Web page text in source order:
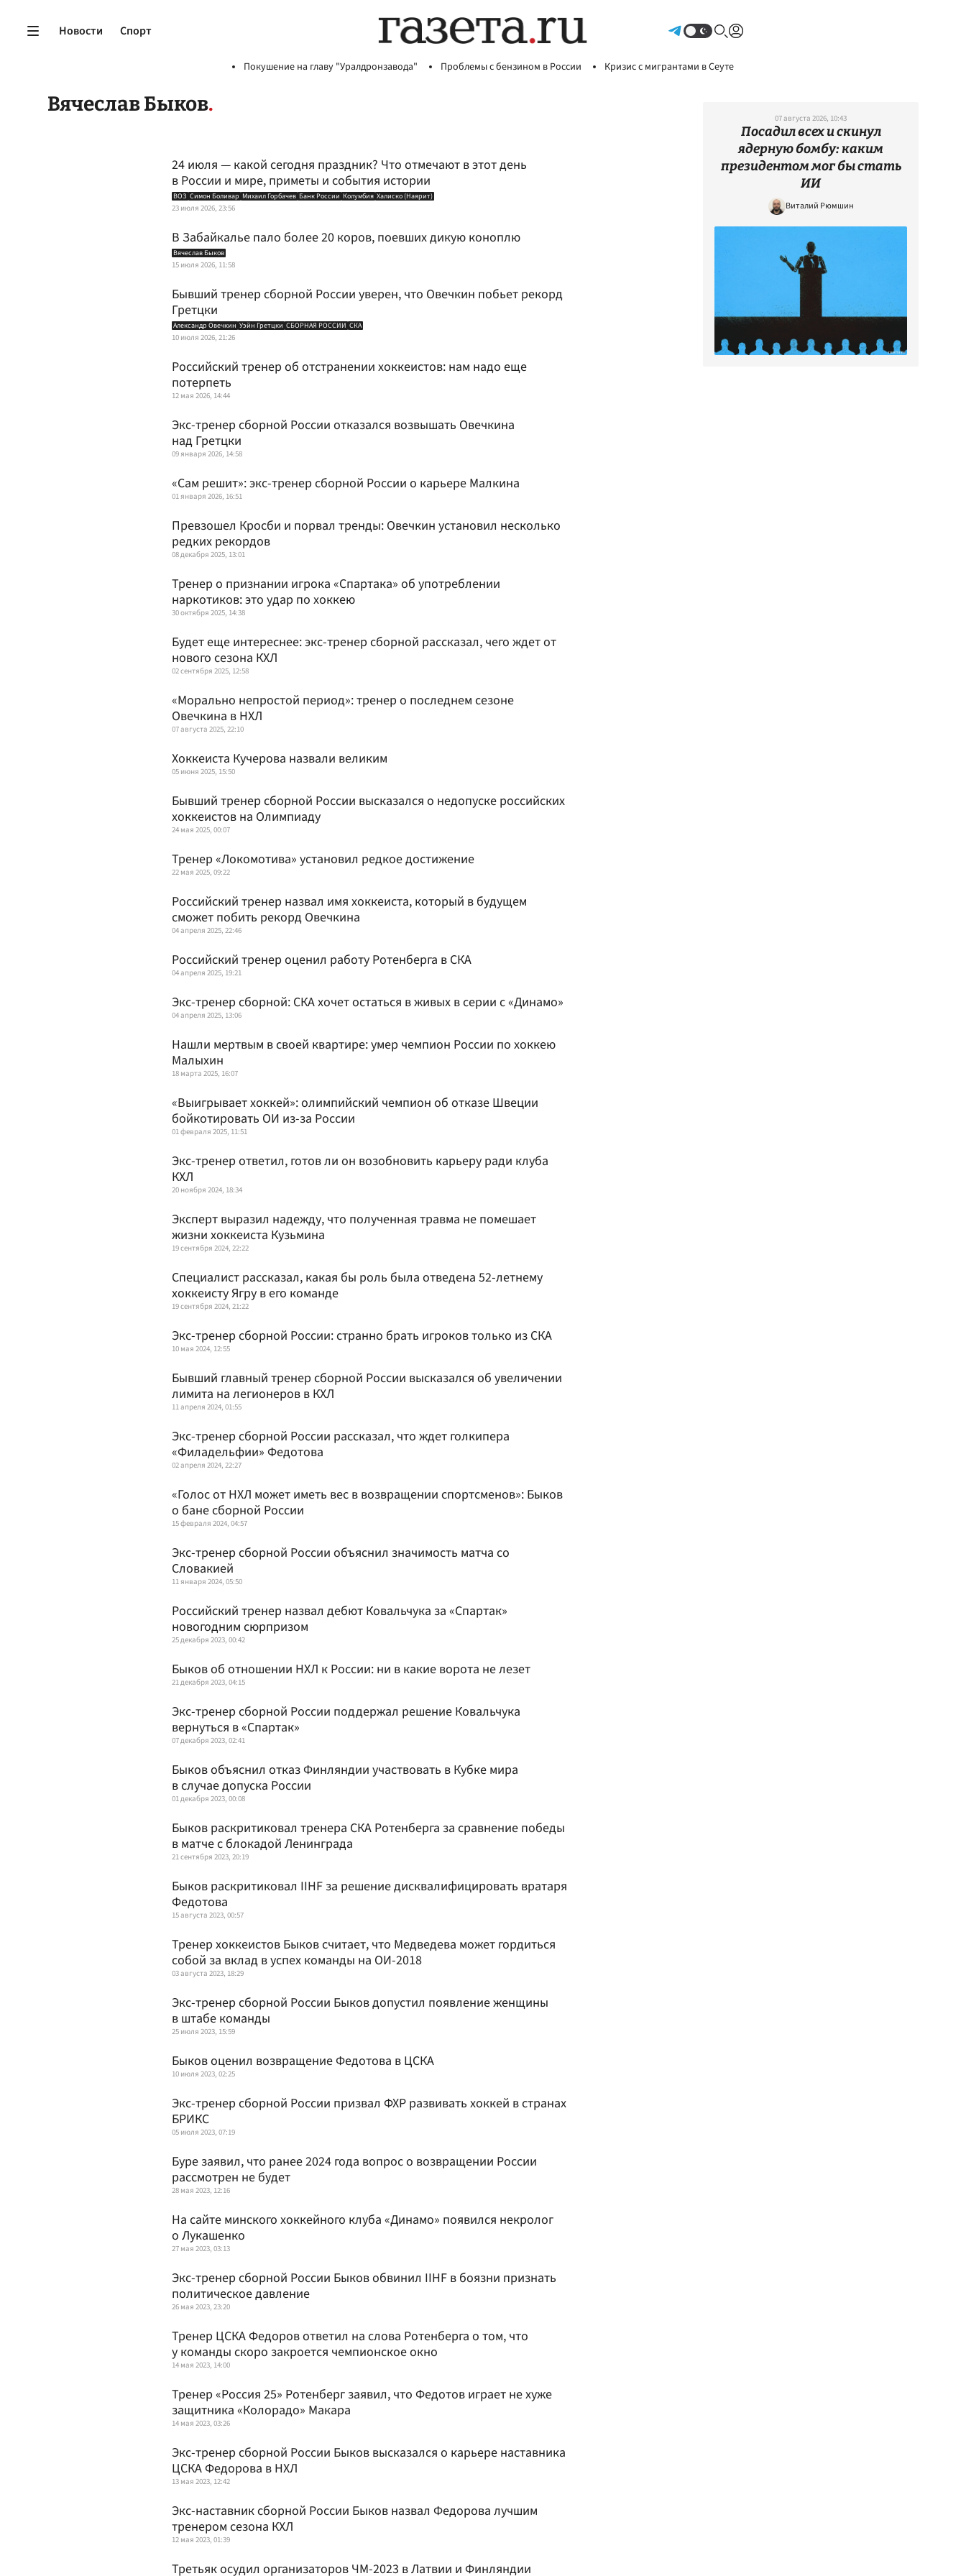
Новости Спорт
Покушение на главу "Уралдронзавода" Проблемы с бензином в России Кризис с мигрантами в Сеуте
Вячеслав Быков
24 июля — какой сегодня праздник? Что отмечают в этот день
в России и мире, приметы и события истории
ВОЗ Симон Боливар Михаил Горбачев Банк России Колумбия Халиско (Наярит)
23 июля 2026, 23:56
В Забайкалье пало более 20 коров, поевших дикую коноплю
Вячеслав Быков
15 июля 2026, 11:58
Бывший тренер сборной России уверен, что Овечкин побьет рекорд
Гретцки
Александр Овечкин Уэйн Гретцки СБОРНАЯ РОССИИ СКА
10 июля 2026, 21:26
Российский тренер об отстранении хоккеистов: нам надо еще
потерпеть
12 мая 2026, 14:44
Экс-тренер сборной России отказался возвышать Овечкина
над Гретцки
09 января 2026, 14:58
«Сам решит»: экс-тренер сборной России о карьере Малкина
01 января 2026, 16:51
Превзошел Кросби и порвал тренды: Овечкин установил несколько
редких рекордов
08 декабря 2025, 13:01
Тренер о признании игрока «Спартака» об употреблении
наркотиков: это удар по хоккею
30 октября 2025, 14:38
Будет еще интереснее: экс-тренер сборной рассказал, чего ждет от
нового сезона КХЛ
02 сентября 2025, 12:58
«Морально непростой период»: тренер о последнем сезоне
Овечкина в НХЛ
07 августа 2025, 22:10
Хоккеиста Кучерова назвали великим
05 июня 2025, 15:50
Бывший тренер сборной России высказался о недопуске российских
хоккеистов на Олимпиаду
24 мая 2025, 00:07
Тренер «Локомотива» установил редкое достижение
22 мая 2025, 09:22
Российский тренер назвал имя хоккеиста, который в будущем
сможет побить рекорд Овечкина
04 апреля 2025, 22:46
Российский тренер оценил работу Ротенберга в СКА
04 апреля 2025, 19:21
Экс-тренер сборной: СКА хочет остаться в живых в серии с «Динамо»
04 апреля 2025, 13:06
Нашли мертвым в своей квартире: умер чемпион России по хоккею
Малыхин
18 марта 2025, 16:07
«Выигрывает хоккей»: олимпийский чемпион об отказе Швеции
бойкотировать ОИ из-за России
01 февраля 2025, 11:51
Экс-тренер ответил, готов ли он возобновить карьеру ради клуба
КХЛ
20 ноября 2024, 18:34
Эксперт выразил надежду, что полученная травма не помешает
жизни хоккеиста Кузьмина
19 сентября 2024, 22:22
Специалист рассказал, какая бы роль была отведена 52-летнему
хоккеисту Ягру в его команде
19 сентября 2024, 21:22
Экс-тренер сборной России: странно брать игроков только из СКА
10 мая 2024, 12:55
Бывший главный тренер сборной России высказался об увеличении
лимита на легионеров в КХЛ
11 апреля 2024, 01:55
Экс-тренер сборной России рассказал, что ждет голкипера
«Филадельфии» Федотова
02 апреля 2024, 22:27
«Голос от НХЛ может иметь вес в возвращении спортсменов»: Быков
о бане сборной России
15 февраля 2024, 04:57
Экс-тренер сборной России объяснил значимость матча со
Словакией
11 января 2024, 05:50
Российский тренер назвал дебют Ковальчука за «Спартак»
новогодним сюрпризом
25 декабря 2023, 00:42
Быков об отношении НХЛ к России: ни в какие ворота не лезет
21 декабря 2023, 04:15
Экс-тренер сборной России поддержал решение Ковальчука
вернуться в «Спартак»
07 декабря 2023, 02:41
Быков объяснил отказ Финляндии участвовать в Кубке мира
в случае допуска России
01 декабря 2023, 00:08
Быков раскритиковал тренера СКА Ротенберга за сравнение победы
в матче с блокадой Ленинграда
21 сентября 2023, 20:19
Быков раскритиковал IIHF за решение дисквалифицировать вратаря
Федотова
15 августа 2023, 00:57
Тренер хоккеистов Быков считает, что Медведева может гордиться
собой за вклад в успех команды на ОИ-2018
03 августа 2023, 18:29
Экс-тренер сборной России Быков допустил появление женщины
в штабе команды
25 июля 2023, 15:59
Быков оценил возвращение Федотова в ЦСКА
10 июля 2023, 02:25
Экс-тренер сборной России призвал ФХР развивать хоккей в странах
БРИКС
05 июля 2023, 07:19
Буре заявил, что ранее 2024 года вопрос о возвращении России
рассмотрен не будет
28 мая 2023, 12:16
На сайте минского хоккейного клуба «Динамо» появился некролог
о Лукашенко
27 мая 2023, 03:13
Экс-тренер сборной России Быков обвинил IIHF в боязни признать
политическое давление
26 мая 2023, 23:20
Тренер ЦСКА Федоров ответил на слова Ротенберга о том, что
у команды скоро закроется чемпионское окно
14 мая 2023, 14:00
Тренер «Россия 25» Ротенберг заявил, что Федотов играет не хуже
защитника «Колорадо» Макара
14 мая 2023, 03:26
Экс-тренер сборной России Быков высказался о карьере наставника
ЦСКА Федорова в НХЛ
13 мая 2023, 12:42
Экс-наставник сборной России Быков назвал Федорова лучшим
тренером сезона КХЛ
12 мая 2023, 01:39
Третьяк осудил организаторов ЧМ-2023 в Латвии и Финляндии
07 августа 2026, 10:43
Посадил всех и скинул
ядерную бомбу: каким
президентом мог бы стать
ИИ
Виталий Рюмшин